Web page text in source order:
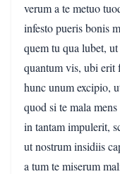
verum a te metuo
infesto pueris bonis
quem tu qua lubet,
quantum vis, ubi erit
hunc unum excipio,
quod si te mala
in tantam impulerit,
ut nostrum insidiis
a tum te miserum